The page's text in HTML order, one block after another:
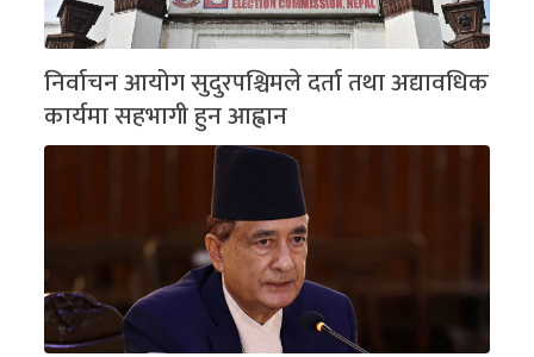
निर्वाचन आयोग सुदुरपश्चिमले दर्ता तथा अद्यावधिक
कार्यमा सहभागी हुन आह्वान